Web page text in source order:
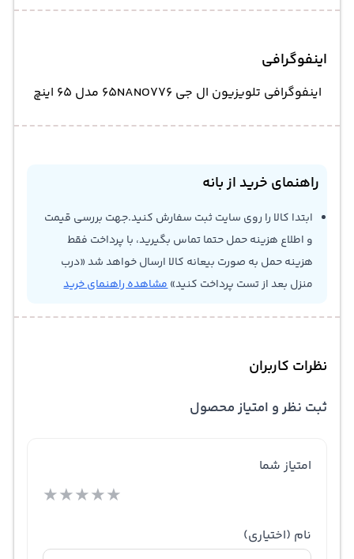
اینفوگرافی
اینفوگرافی تلویزیون ال جی 65NANO776 مدل 65 اینچ
راهنمای خرید از بانه
ابتدا کالا را روی سایت ثبت سفارش کنید.جهت بررسی قیمت
و اطلاع هزینه حمل حتما تماس بگیرید، با پرداخت فقط
هزینه حمل به صورت بیعانه کالا ارسال خواهد شد «درب
منزل بعد از تست پرداخت کنید»مشاهده راهنمای خرید
نظرات کاربران
ثبت نظر و امتیاز محصول
امتیاز شما
★★★★★
نام (اختیاری)